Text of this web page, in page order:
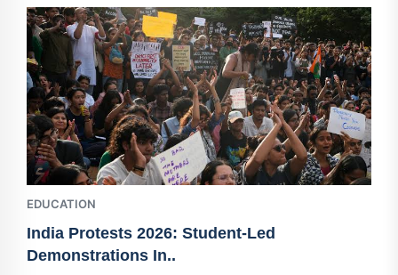
EDUCATION
India Protests 2026: Student-Led
Demonstrations In..